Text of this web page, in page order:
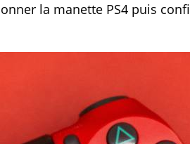
la manette PS4 puis